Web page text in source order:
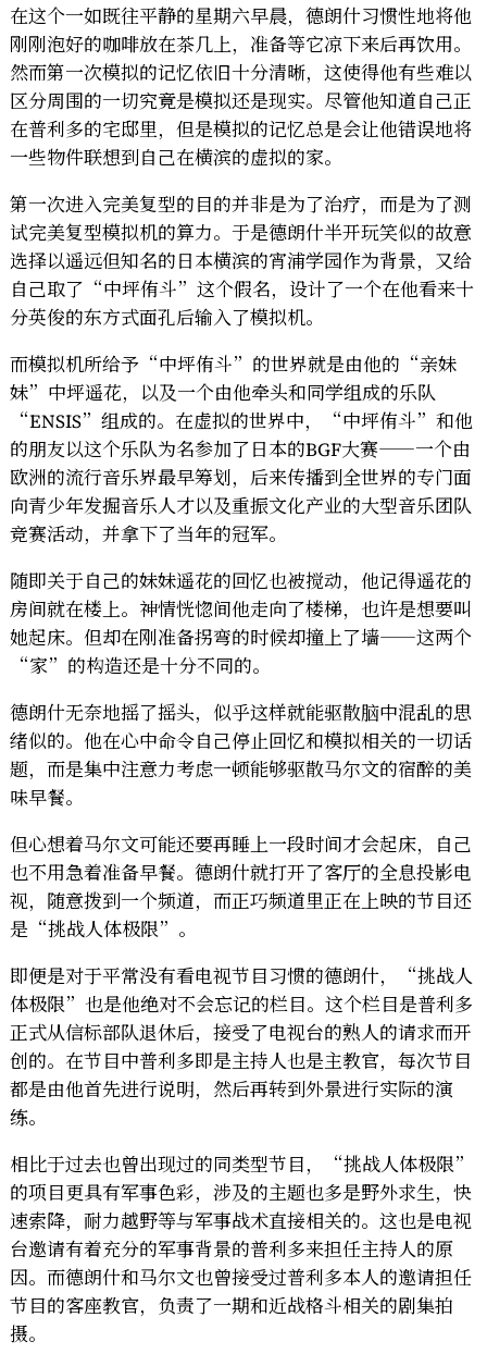
在这个一如既往平静的星期六早晨，德朗什习惯性地将他
刚刚泡好的咖啡放在茶几上，准备等它凉下来后再饮用。
然而第一次模拟的记忆依旧十分清晰，这使得他有些难以
区分周围的一切究竟是模拟还是现实。尽管他知道自己正
在普利多的宅邸里，但是模拟的记忆总是会让他错误地将
一些物件联想到自己在横滨的虚拟的家。
第一次进入完美复型的目的并非是为了治疗，而是为了测
试完美复型模拟机的算力。于是德朗什半开玩笑似的故意
选择以遥远但知名的日本横滨的宵浦学园作为背景，又给
自己取了“中坪侑斗”这个假名，设计了一个在他看来十
分英俊的东方式面孔后输入了模拟机。
而模拟机所给予“中坪侑斗”的世界就是由他的“亲妹
妹”中坪遥花，以及一个由他牵头和同学组成的乐队
“ENSIS”组成的。在虚拟的世界中，“中坪侑斗”和他
的朋友以这个乐队为名参加了日本的BGF大赛——一个由
欧洲的流行音乐界最早筹划，后来传播到全世界的专门面
向青少年发掘音乐人才以及重振文化产业的大型音乐团队
竞赛活动，并拿下了当年的冠军。
随即关于自己的妹妹遥花的回忆也被搅动，他记得遥花的
房间就在楼上。神情恍惚间他走向了楼梯，也许是想要叫
她起床。但却在刚准备拐弯的时候却撞上了墙——这两个
“家”的构造还是十分不同的。
德朗什无奈地摇了摇头，似乎这样就能驱散脑中混乱的思
绪似的。他在心中命令自己停止回忆和模拟相关的一切话
题，而是集中注意力考虑一顿能够驱散马尔文的宿醉的美
味早餐。
但心想着马尔文可能还要再睡上一段时间才会起床，自己
也不用急着准备早餐。德朗什就打开了客厅的全息投影电
视，随意拨到一个频道，而正巧频道里正在上映的节目还
是“挑战人体极限”。
即便是对于平常没有看电视节目习惯的德朗什，“挑战人
体极限”也是他绝对不会忘记的栏目。这个栏目是普利多
正式从信标部队退休后，接受了电视台的熟人的请求而开
创的。在节目中普利多即是主持人也是主教官，每次节目
都是由他首先进行说明，然后再转到外景进行实际的演
练。
相比于过去也曾出现过的同类型节目，“挑战人体极限”
的项目更具有军事色彩，涉及的主题也多是野外求生，快
速索降，耐力越野等与军事战术直接相关的。这也是电视
台邀请有着充分的军事背景的普利多来担任主持人的原
因。而德朗什和马尔文也曾接受过普利多本人的邀请担任
节目的客座教官，负责了一期和近战格斗相关的剧集拍
摄。